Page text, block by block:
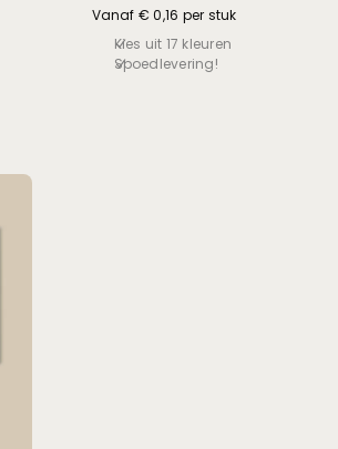
Vanaf € 0,16 per stuk
Kies uit 17 kleuren
Spoedlevering!